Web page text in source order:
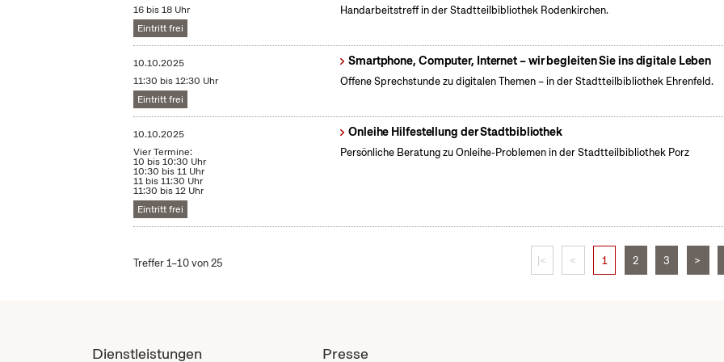
16 bis 18 Uhr
Eintritt frei
Handarbeitstreff in der Stadtteilbibliothek Rodenkirchen.
10.10.2025
11:30 bis 12:30 Uhr
Eintritt frei
Smartphone, Computer, Internet – wir begleiten Sie ins digitale Leben
Offene Sprechstunde zu digitalen Themen – in der Stadtteilbibliothek Ehrenfeld.
10.10.2025
Vier Termine:
10 bis 10:30 Uhr
10:30 bis 11 Uhr
11 bis 11:30 Uhr
11:30 bis 12 Uhr
Eintritt frei
Onleihe Hilfestellung der Stadtbibliothek
Persönliche Beratung zu Onleihe-Problemen in der Stadtteilbibliothek Porz
Treffer 1–10 von 25 |< < 1 2 3 >
Dienstleistungen Presse